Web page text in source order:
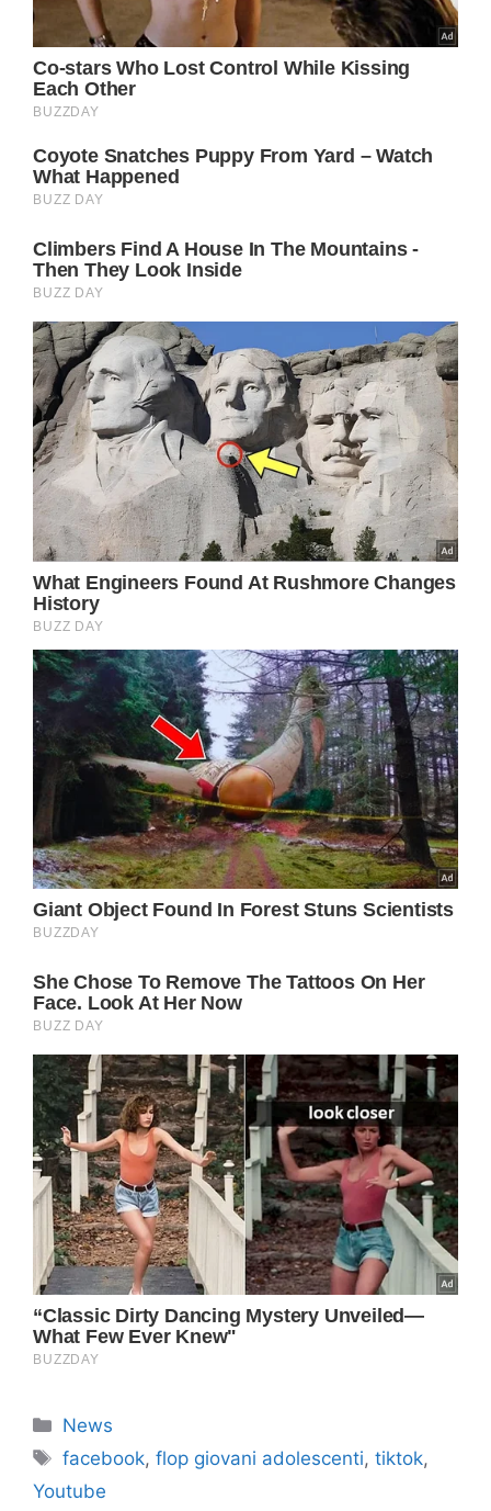
Categorie
News
Tag
facebook,flop giovani adolescenti,tiktok,
Youtube